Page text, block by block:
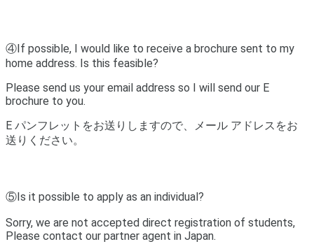
④If possible, I would like to receive a brochure sent to my
home address. Is this feasible?
Please send us your email address so I will send our E
brochure to you.
E パンフレットをお送りしますので、メール アドレスをお
送りください。
⑤Is it possible to apply as an individual?
Sorry, we are not accepted direct registration of students,
Please contact our partner agent in Japan.